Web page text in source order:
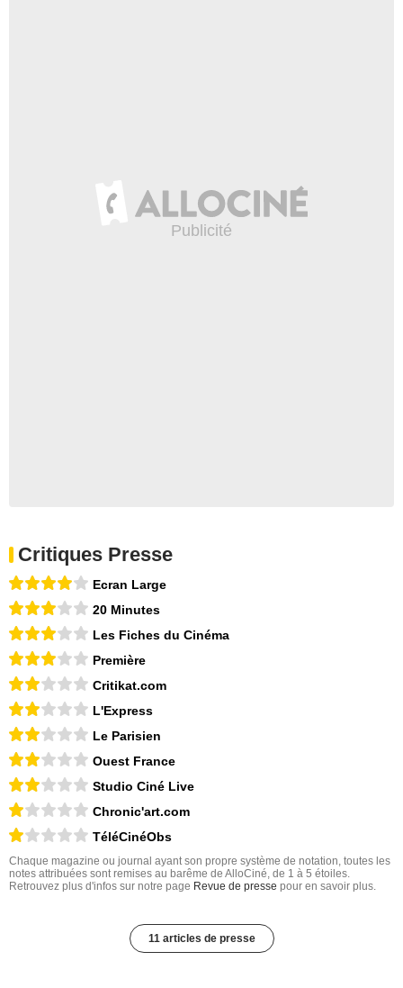
Critiques Presse
Ecran Large
20 Minutes
Les Fiches du Cinéma
Première
Critikat.com
L'Express
Le Parisien
Ouest France
Studio Ciné Live
Chronic'art.com
TéléCinéObs
Chaque magazine ou journal ayant son propre système de notation, toutes les
notes attribuées sont remises au barême de AlloCiné, de 1 à 5 étoiles.
Retrouvez plus d'infos sur notre page Revue de presse pour en savoir plus.
11 articles de presse